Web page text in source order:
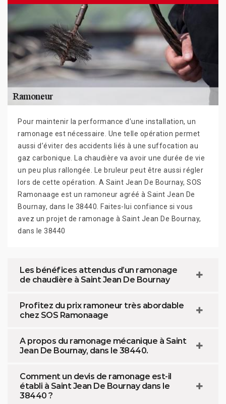
Pour maintenir la performance d’une installation, un
ramonage est nécessaire. Une telle opération permet
aussi d’éviter des accidents liés à une suffocation au
gaz carbonique. La chaudière va avoir une durée de vie
un peu plus rallongée. Le bruleur peut être aussi régler
lors de cette opération. A Saint Jean De Bournay, SOS
Ramonaage est un ramoneur agréé à Saint Jean De
Bournay, dans le 38440. Faites-lui confiance si vous
avez un projet de ramonage à Saint Jean De Bournay,
dans le 38440
Les bénéfices attendus d’un ramonage
de chaudière à Saint Jean De Bournay
Profitez du prix ramoneur très abordable
chez SOS Ramonaage
A propos du ramonage mécanique à Saint
Jean De Bournay, dans le 38440.
Comment un devis de ramonage est-il
établi à Saint Jean De Bournay dans le
38440 ?